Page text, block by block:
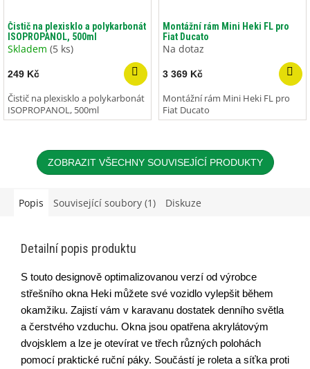
Čistič na plexisklo a polykarbonát
ISOPROPANOL, 500ml
Skladem (5 ks)
249 Kč
Čistič na plexisklo a polykarbonát
ISOPROPANOL, 500ml
Montážní rám Mini Heki FL pro
Fiat Ducato
Na dotaz
3 369 Kč
Montážní rám Mini Heki FL pro
Fiat Ducato
ZOBRAZIT VŠECHNY SOUVISEJÍCÍ PRODUKTY
Popis Související soubory (1) Diskuze
Detailní popis produktu
S touto designově optimalizovanou verzí od výrobce
střešního okna Heki můžete své vozidlo vylepšit během
okamžiku. Zajistí vám v karavanu dostatek denního světla
a čerstvého vzduchu. Okna jsou opatřena akrylátovým
dvojsklem a lze je otevírat ve třech různých polohách
pomocí praktické ruční páky. Součástí je roleta a síťka proti